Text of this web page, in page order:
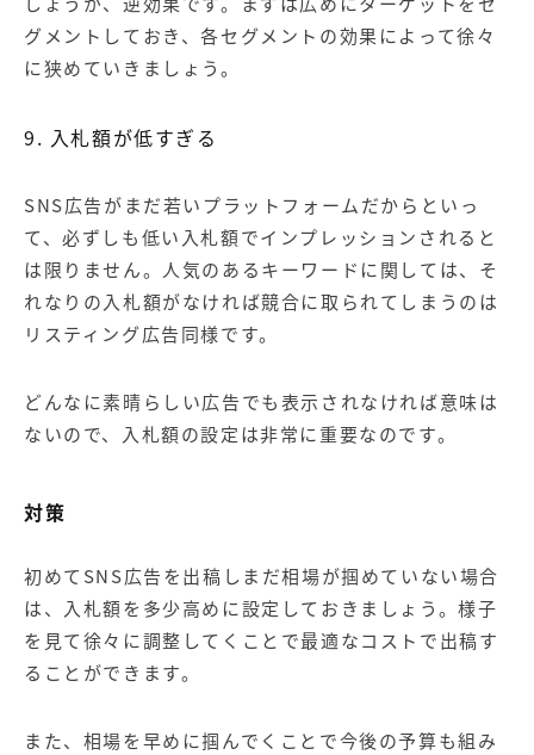
グメントしておき、各セグメントの効果によって徐々
に狭めていきましょう。
9. 入札額が低すぎる
SNS広告がまだ若いプラットフォームだからといっ
て、必ずしも低い入札額でインプレッションされると
は限りません。人気のあるキーワードに関しては、そ
れなりの入札額がなければ競合に取られてしまうのは
リスティング広告同様です。
どんなに素晴らしい広告でも表示されなければ意味は
ないので、入札額の設定は非常に重要なのです。
対策
初めてSNS広告を出稿しまだ相場が掴めていない場合
は、入札額を多少高めに設定しておきましょう。様子
を見て徐々に調整してくことで最適なコストで出稿す
ることができます。
また、相場を早めに掴んでくことで今後の予算も組み